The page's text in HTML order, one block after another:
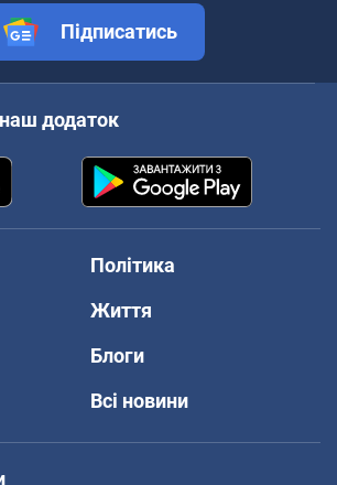
Підписатись
додаток
Політика
Життя
Блоги
Всі новини